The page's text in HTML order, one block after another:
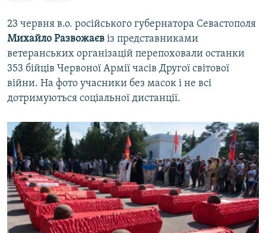
v
i
o
u
s
s
i
d
e
t
s
l
i
d
e
23 червня в.о. російського губернатора Севастополя
Михайло Развожаєв із представниками
ветеранських організацій перепоховали останки
353 бійців Червоної Армії часів Другої світової
війни. На фото учасники без масок і не всі
дотримуються соціальної дистанції.